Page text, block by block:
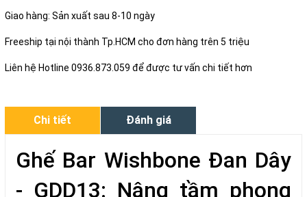
Giao hàng: Sản xuất sau 8-10 ngày
Freeship tại nội thành Tp.HCM cho đơn hàng trên 5 triệu
Liên hệ Hotline 0936.873.059 để được tư vấn chi tiết hơn
Chi tiết Đánh giá
Ghế Bar Wishbone Đan Dây
- GDD13: Nâng tầm phong